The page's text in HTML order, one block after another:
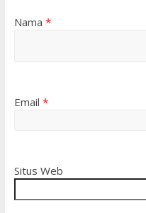
Nama *
Email *
Situs Web